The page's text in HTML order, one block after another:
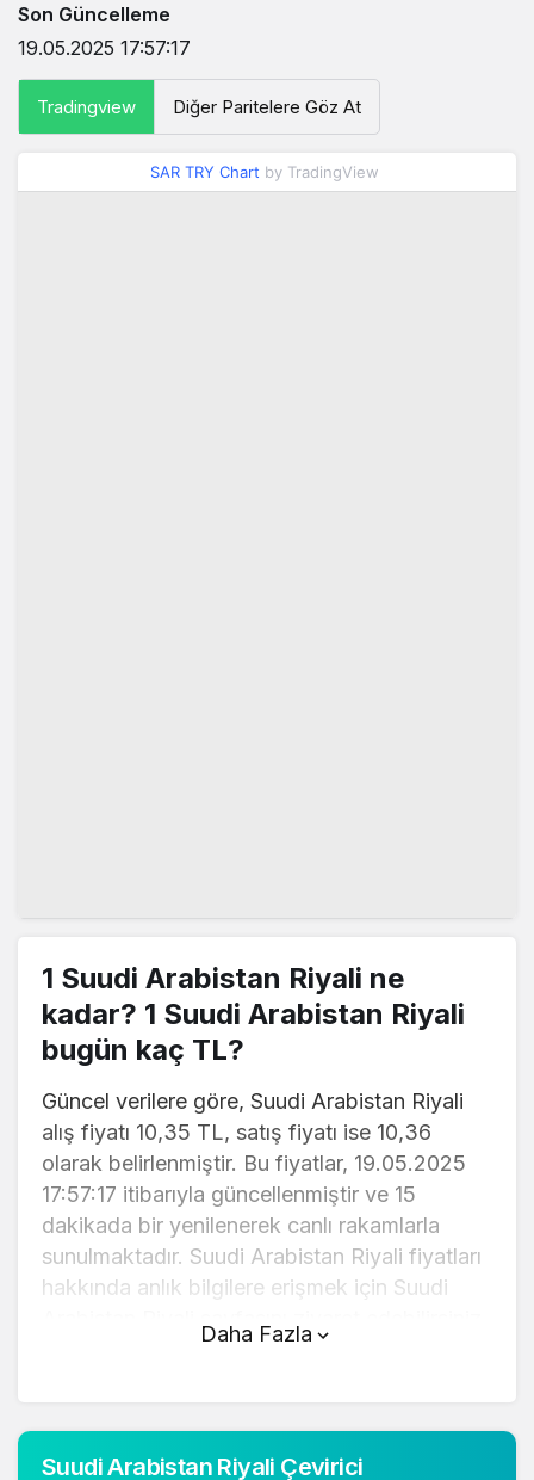
Son Güncelleme
19.05.2025 17:57:17
Tradingview Diğer Paritelere Göz At
SAR TRY Chart by TradingView
1 Suudi Arabistan Riyali ne
kadar? 1 Suudi Arabistan Riyali
bugün kaç TL?
Güncel verilere göre, Suudi Arabistan Riyali
alış fiyatı 10,35 TL, satış fiyatı ise 10,36
olarak belirlenmiştir. Bu fiyatlar, 19.05.2025
17:57:17 itibarıyla güncellenmiştir ve 15
dakikada bir yenilenerek canlı rakamlarla
sunulmaktadır. Suudi Arabistan Riyali fiyatları
hakkında anlık bilgilere erişmek için Suudi
Suudi Arabistan Riyali anlık olarak 10,36 TL
Daha Fazla
Suudi Arabistan Riyali Çevirici